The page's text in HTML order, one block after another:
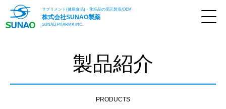
株式会社SUNAO製薬
サプリメント(健康食品)・化粧品の受託製造/OEM
SUNAO PHARMA INC.
製品紹介
PRODUCTS